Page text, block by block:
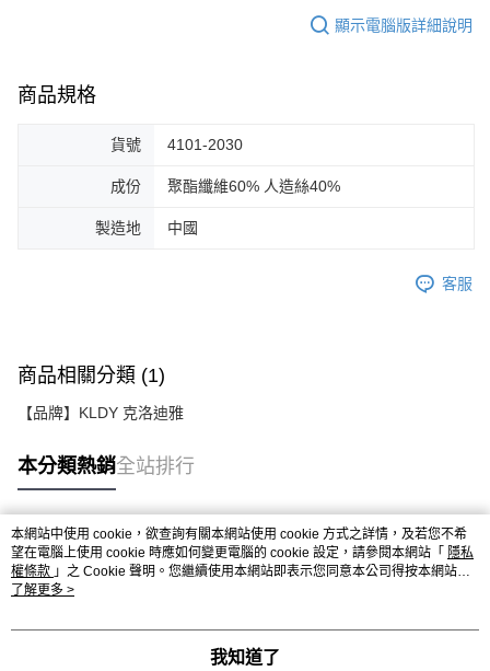
顯示電腦版詳細說明
商品規格
貨號 4101-2030
成份 聚酯纖維60% 人造絲40%
製造地 中國
客服
商品相關分類 (1)
【品牌】KLDY 克洛迪雅
本分類熱銷全站排行
熱門標籤
本網站中使用 cookie，欲查詢有關本網站使用 cookie 方式之詳情，及若您不希
望在電腦上使用 cookie 時應如何變更電腦的 cookie 設定，請參閱本網站「 隱私
權條款 」之 Cookie 聲明。您繼續使用本網站即表示您同意本公司得按本網站使
用條款之 Cookie 聲明使用 cookie。
了解更多 >
我知道了